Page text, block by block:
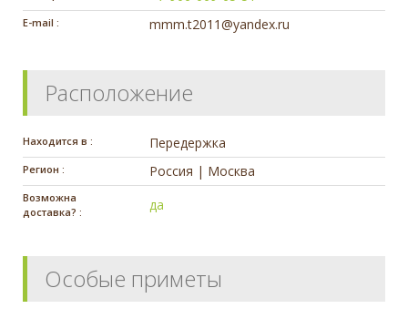
E-mail : mmm.t2011@yandex.ru
Расположение
Находится в : Передержка
Регион : Россия | Москва
Возможна
доставка? :
да
Особые приметы